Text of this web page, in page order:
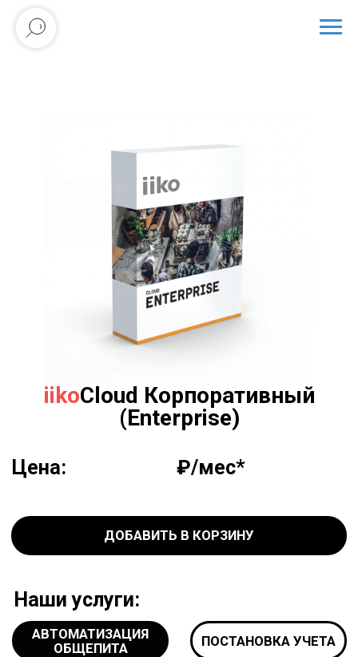
₽/мес*
Cloud Корпоративный
(Enterprise)
ОБЩЕПИТА
ПРОДАЖА
ПОСТАНОВКА УЧЕТА
ПРОГРАММИРОВАНИЕ
ПОД IIKO
*за 1 кассу (Под кассой подразумевается терминал
фронт-офиса) или рабочее место оператора
доставки